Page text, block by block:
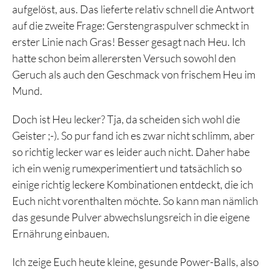
aufgelöst, aus. Das lieferte relativ schnell die Antwort
auf die zweite Frage: Gerstengraspulver schmeckt in
erster Linie nach Gras! Besser gesagt nach Heu. Ich
hatte schon beim allerersten Versuch sowohl den
Geruch als auch den Geschmack von frischem Heu im
Mund.
Doch ist Heu lecker? Tja, da scheiden sich wohl die
Geister ;-). So pur fand ich es zwar nicht schlimm, aber
so richtig lecker war es leider auch nicht. Daher habe
ich ein wenig rumexperimentiert und tatsächlich so
einige richtig leckere Kombinationen entdeckt, die ich
Euch nicht vorenthalten möchte. So kann man nämlich
das gesunde Pulver abwechslungsreich in die eigene
Ernährung einbauen.
Ich zeige Euch heute kleine, gesunde Power-Balls, also